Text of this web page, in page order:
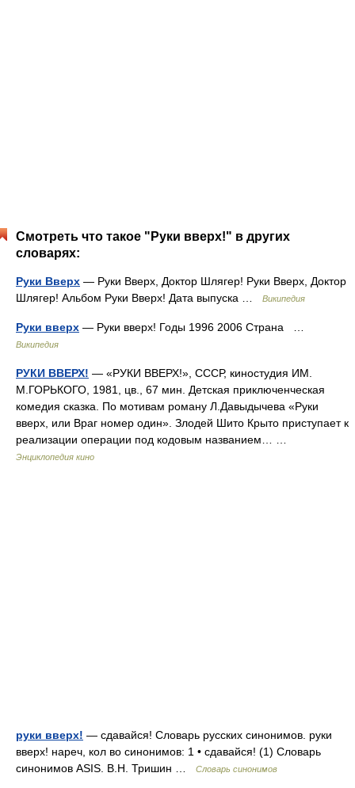
Смотреть что такое "Руки вверх!" в других
словарях:
Руки Вверх — Руки Вверх, Доктор Шлягер! Руки Вверх, Доктор
Шлягер! Альбом Руки Вверх! Дата выпуска …
Википедия
Руки вверх — Руки вверх! Годы 1996 2006 Страна …
Википедия
РУКИ ВВЕРХ! — «РУКИ ВВЕРХ!», СССР, киностудия ИМ.
М.ГОРЬКОГО, 1981, цв., 67 мин. Детская приключенческая
комедия сказка. По мотивам роману Л.Давыдычева «Руки
вверх, или Враг номер один». Злодей Шито Крыто приступает к
реализации операции под кодовым названием… …
Энциклопедия кино
руки вверх! — сдавайся! Словарь русских синонимов. руки
вверх! нареч, кол во синонимов: 1 • сдавайся! (1) Словарь
синонимов ASIS. В.Н. Тришин …
Словарь синонимов